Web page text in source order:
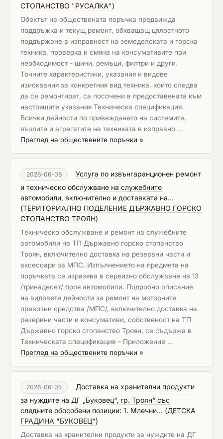
СТОПАНСТВО "РУСАЛКА")
Обектът на обществената поръчка предвижда
поддръжка и текущ ремонт, обхващащ цялостното
поддържане в изправност на земеделската и горска
техника, проверка и смяна на консумативите при
необходимост - шини, ремъци, филтри и други.
Точните характеристики, указания и видове
изисквания за конкретния вид техника, които следва
да се ремонтират, са посочени в предоставената към
настоящите указания Техническа спецификация.
Всички дейности по привеждането на системите,
възлите и агрегатите на техниката в изправно …
Преглед на обществените поръчки »
2026-06-08
Услуга по извънгаранционен ремонт
и техническо обслужване на служебните
автомобили, включително и доставката на...
(ТЕРИТОРИАЛНО ПОДЕЛЕНИЕ ДЪРЖАВНО ГОРСКО
СТОПАНСТВО ТРОЯН)
Техническо обслужване и ремонт на служебните
автомобили на ТП Държавно горско стопанство
Троян, включително доставка на резервни части и
аксесоари за МПС. Изпълнението на предмета на
поръчката се изразява в сервизно обслужване на 13
/тринадесет/ броя автомобили. Подробно описание
на видовете дейности за ремонт на моторните
превозни средства /МПС/, включително доставка на
резервни части и консумативи, собственост на ТП
Държавно горско стопанство Троян, се съдържа в
Техническата спецификация – Приложение …
Преглед на обществените поръчки »
2026-06-05
Доставка на хранителни продукти
за нуждите на ДГ „Буковец“, гр. Троян“ със
следните обособени позиции: 1. Млечни... (ДЕТСКА
ГРАДИНА "БУКОВЕЦ")
Доставка на хранителни продукти за нуждите на ДГ